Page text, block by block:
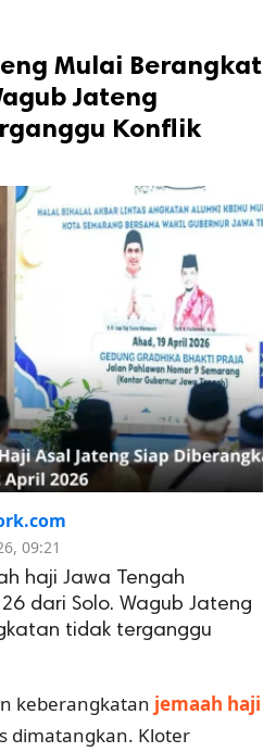
Mulai Berangkat
Jateng
Konflik
09:21
haji Jawa Tengah
dari Solo. Wagub Jateng
tidak terganggu
keberangkatan jemaah haji
dimatangkan. Kloter